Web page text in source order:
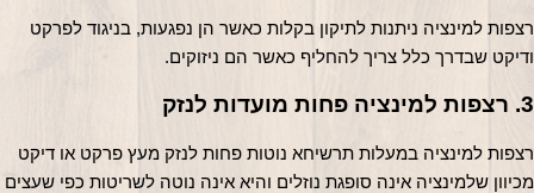
רצפות למינציה ניתנות לתיקון בקלות כאשר הן נפגעות, בניגוד לפרקט
שבדרך כלל צריך להחליף כאשר הם ניזוקים.
מועדות לנזק
רצפות למינציה במעלות תרשיחא נוטות פחות לנזק מעץ פרקט או דיקט
מכיוון שלמינציה אינה סופגת נוזלים והיא אינה נוטה לשריטות כפי שעצים